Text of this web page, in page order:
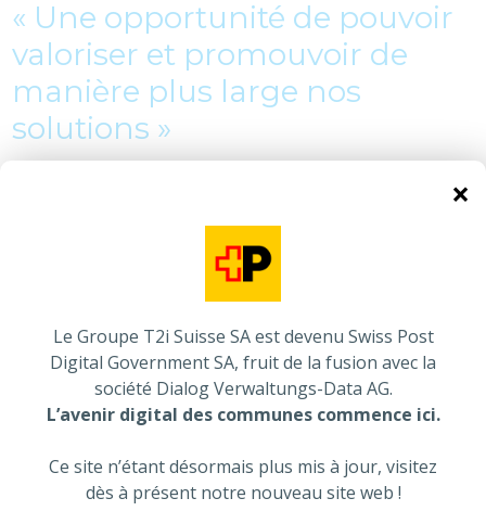
×
Le Groupe T2i Suisse SA est devenu Swiss Post
Digital Government SA, fruit de la fusion avec la
société Dialog Verwaltungs-Data AG.
L’avenir digital des communes commence ici.
Ce site n’étant désormais plus mis à jour, visitez
dès à présent notre nouveau site web !
« Une opportunité de pouvoir
valoriser et promouvoir de
manière plus large nos
solutions »
Groupe T2i conserve son indépendance d’entreprise, la
à cette occasion ne change pas, il n’y a pas de
suppression de postes prévue et le Groupe cherche
formatrice pour soutenir les défis à venir. Le futur de la
société, par ce nouveau positionnement, permet au
Groupe T2i d’envisager l’avenir avec sérénité. « C’est une
véritable opportunité de pouvoir valoriser et
convaincu que pour soutenir l’accélération des enjeux de
la transformation digitale des entreprises et